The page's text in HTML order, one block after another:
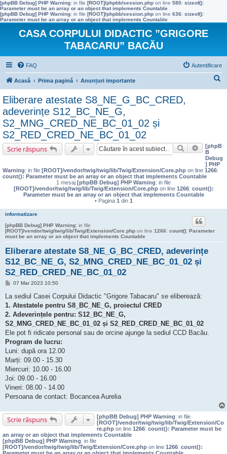
[phpBB Debug] PHP Warning: in file [ROOT]/phpbb/session.php on line 580: sizeof():
Parameter must be an array or an object that implements Countable
[phpBB Debug] PHP Warning: in file [ROOT]/phpbb/session.php on line 636: sizeof():
Parameter must be an array or an object that implements Countable
CASA CORPULUI DIDACTIC ”GRIGORE
TABACARU” BACĂU
FAQ Autentificare
Acasă Prima pagină Anunțuri importante
Eliberare atestate S8_NE_G_BC_CRED,
adeverințe S12_BC_NE_G,
S2_MNG_CRED_NE_BC_01_02 și
S2_RED_CRED_NE_BC_01_02
Scrie răspuns Căutare[phpB
B
Debug
] PHP
Warning: in file [ROOT]/vendor/twig/twig/lib/Twig/Extension/Core.php on line 1266:
count(): Parameter must be an array or an object that implements Countable
1 mesaj [phpBB Debug] PHP Warning: in file
[ROOT]/vendor/twig/twig/lib/Twig/Extension/Core.phpon line 1266: count():
Parameter must be an array or an object that implements Countable
• Pagina 1 din 1
informatizare
[phpBB Debug] PHP Warning: in file
[ROOT]/vendor/twig/twig/lib/Twig/Extension/Core.php on line 1266: count(): Parameter
must be an array or an object that implements Countable
Eliberare atestate S8_NE_G_BC_CRED, adeverințe
S12_BC_NE_G, S2_MNG_CRED_NE_BC_01_02 și
S2_RED_CRED_NE_BC_01_02
M
s
07 Mar 2023 10:50
La sediul Casei Corpului Didactic "Grigore Tabacaru" se eliberează:
1. Atestatele pentru S8_BC_NE_G, proiectul CRED
2. Adeverințele pentru: S12_BC_NE_G,
S2_MNG_CRED_NE_BC_01_02 și S2_RED_CRED_NE_BC_01_02
Ele pot fi ridicate personal sau de orcine ajunge la sediul CCD Bacău.
Program de lucru:
Luni: după ora 12.00
Marți: 09.00 - 15.30
Miercuri: 10.00 - 16.00
Joi: 09.00 - 16.00
Vineri: 08.00 - 14.00
Persoana de contact: Bocancea Aurelia
Scrie răspuns [phpBB Debug] PHP Warning: in file
[ROOT]/vendor/twig/twig/lib/Twig/Extension/Co
re.php on line 1266: count(): Parameter must be
an array or an object that implements Countable
[phpBB Debug] PHP Warning: in file
[ROOT]/vendor/twig/twig/lib/Twig/Extension/Core.php on line 1266: count():